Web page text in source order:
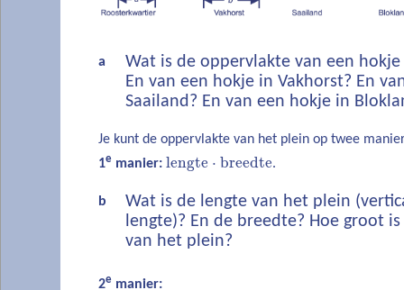
a
Wat is de oppervlakte van een
En van een hokje in Vakhorst? En
Saailand? En van een hokje in
Je kunt de oppervlakte van het plein op twee
1e manier: lengte ⋅ breedte.
b
Wat is de lengte van het plein
lengte)? En de breedte? Hoe groot
van het plein?
2e manier: